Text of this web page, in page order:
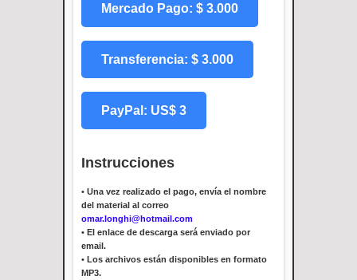
Mercado Pago: $ 3.000
Transferencia: $ 3.000
PayPal: US$ 3
Instrucciones
• Una vez realizado el pago, envía el nombre
del material al correo
omar.longhi@hotmail.com
• El enlace de descarga será enviado por
email.
• Los archivos están disponibles en formato
MP3.